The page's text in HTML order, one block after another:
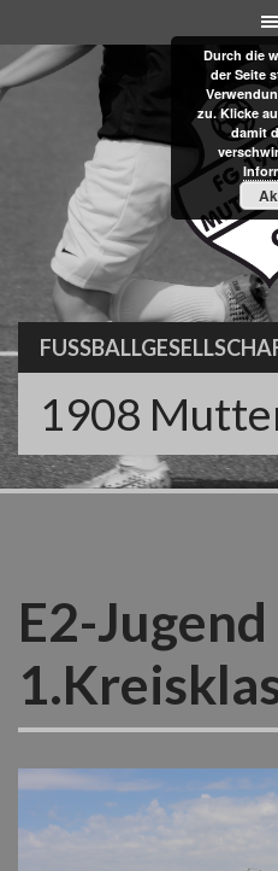
to
content
1908
E2-Jugend
Durch die
der Seite
zu. Klicke
damit